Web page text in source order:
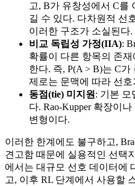
고, B가 유창성에서 C를
길 수 있다. 다차원적 선
이러한 구조가 소실된다.
비교 독립성 가정(IIA):
확률이 다른 항목의 존
한다. 즉, P(A > B)는 C
제로는 문맥에 따라 선
동점(tie) 미지원 : 기본 모
다. Rao-Kupper 확장이
변형이다.
이러한 한계에도 불구하고,
견고함 때문에 실용적인 선택
에서는 대규모 선호 데이터에
고, 이후 RL 단계에서 사용할